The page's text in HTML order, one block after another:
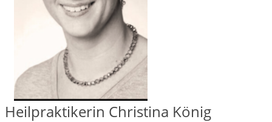
Heilpraktikerin Christina König